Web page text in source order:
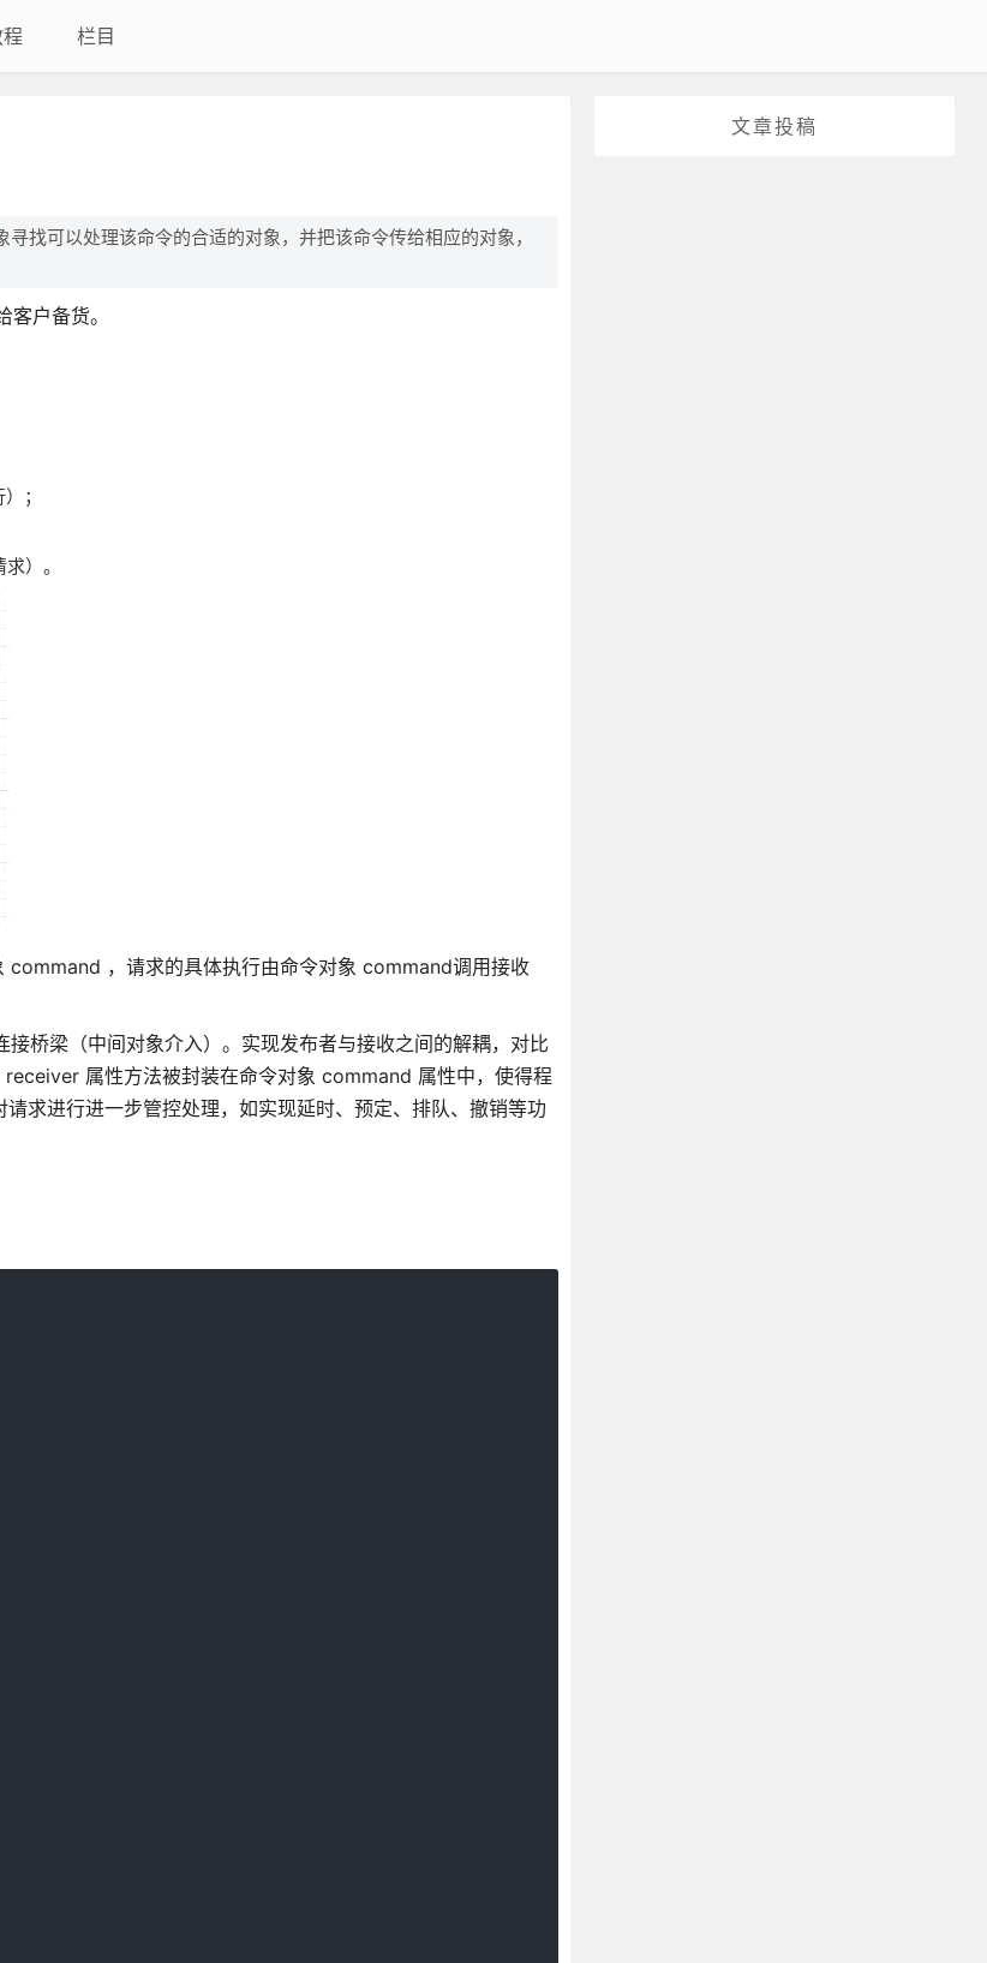
栏目
文章投稿
找可以处理该命令的合适的对象，并把该命令传给相应的对象，
户备货。
；
）。
，请求的具体执行由命令对象 command调用接收
桥梁（中间对象介入）。实现发布者与接收之间的解耦，对比
属性方法被封装在命令对象 command 属性中，使得程
求进行进一步管控处理，如实现延时、预定、排队、撤销等功